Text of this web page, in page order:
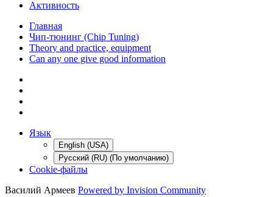
Активность
Главная
Чип-тюнинг (Chip Tuning)
Theory and practice, equipment
Can any one give good information
Язык
English (USA)
Русский (RU) (По умолчанию)
Cookie-файлы
Василий Армеев Powered by Invision Community